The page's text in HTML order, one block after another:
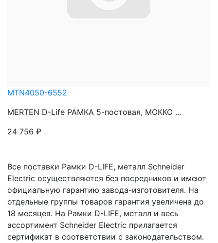
MTN4050-6552
MERTEN D-Life РАМКА 5-постовая, МОККО ...
24 756 ₽
Все поставки Рамки D-LIFE, металл Schneider
Electric осуществляются без посредников и имеют
официальную гарантию завода-изготовителя. На
отдельные группы товаров гарантия увеличена до
18 месяцев. На Рамки D-LIFE, металл и весь
ассортимент Schneider Electric прилагается
сертификат в соответствии с законодательством.